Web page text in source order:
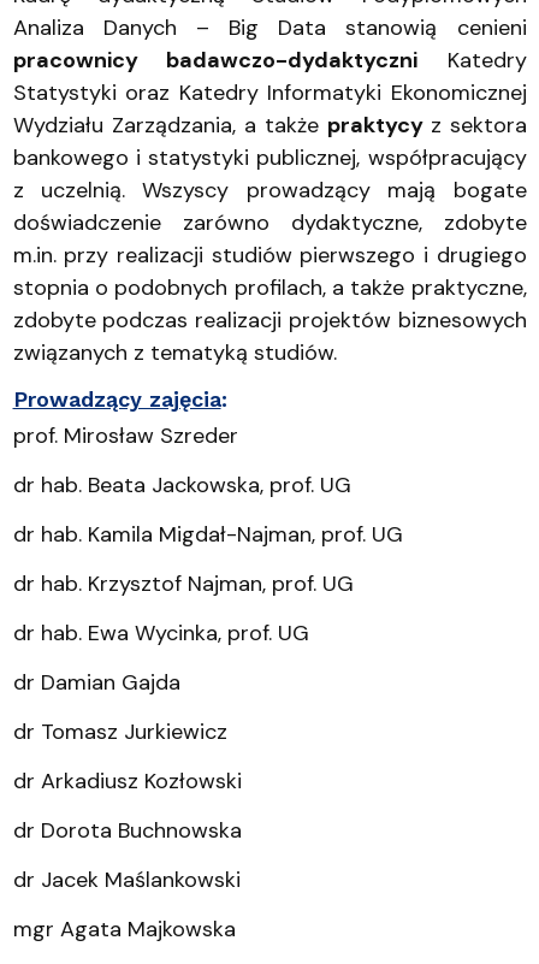
Analiza Danych – Big Data stanowią cenieni
pracownicy badawczo-dydaktyczni Katedry
Statystyki oraz Katedry Informatyki Ekonomicznej
Wydziału Zarządzania, a także praktycy z sektora
bankowego i statystyki publicznej, współpracujący
z uczelnią. Wszyscy prowadzący mają bogate
doświadczenie zarówno dydaktyczne, zdobyte
m.in. przy realizacji studiów pierwszego i drugiego
stopnia o podobnych profilach, a także praktyczne,
zdobyte podczas realizacji projektów biznesowych
związanych z tematyką studiów.
Prowadzący zajęcia:
prof. Mirosław Szreder
dr hab. Beata Jackowska, prof. UG
dr hab. Kamila Migdał-Najman, prof. UG
dr hab. Krzysztof Najman, prof. UG
dr hab. Ewa Wycinka, prof. UG
dr Damian Gajda
dr Tomasz Jurkiewicz
dr Arkadiusz Kozłowski
dr Dorota Buchnowska
dr Jacek Maślankowski
mgr Agata Majkowska